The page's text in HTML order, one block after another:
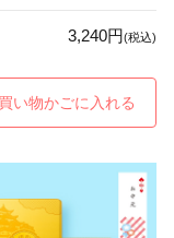
3,240円(税込)
買い物かごに入れる